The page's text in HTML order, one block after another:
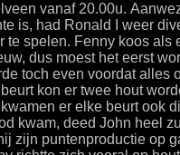
vanaf 20.00u.
is, had Ronald I weer
te spelen. Fenny koos als
dus moest het eerst
toch even voordat alles
kon er twee hout
er elke beurt ook
kwam, deed John heel
zijn puntenproductie op